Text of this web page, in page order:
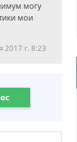
могу
мои
2017 г. 8:23